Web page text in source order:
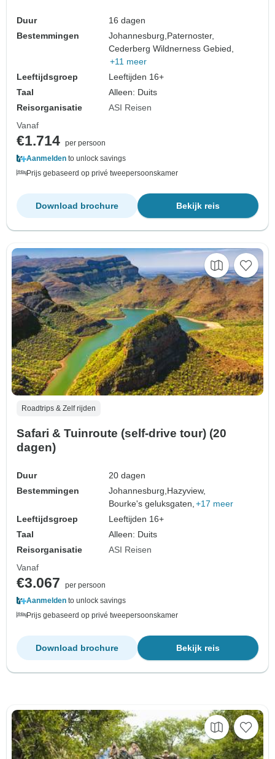
Duur
16 dagen
Bestemmingen
Johannesburg,Paternoster,
Cederberg Wildnerness Gebied,
+11 meer
Leeftijdsgroep
Leeftijden 16+
Taal
Alleen: Duits
Reisorganisatie
ASI Reisen
Vanaf
€1.714 per persoon
Aanmelden to unlock savings
Prijs gebaseerd op privé tweepersoonskamer
Bekijk reis
Download brochure
Roadtrips & Zelf rijden
Safari & Tuinroute (self-drive tour) (20
dagen)
Duur
20 dagen
Bestemmingen
Johannesburg, Hazyview,
Bourke's geluksgaten, +17 meer
Leeftijdsgroep
Leeftijden 16+
Taal
Alleen: Duits
Reisorganisatie
ASI Reisen
Vanaf
€3.067
per persoon
Aanmelden to unlock savings
Prijs gebaseerd op privé tweepersoonskamer
Bekijk reis
Download brochure